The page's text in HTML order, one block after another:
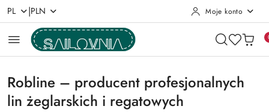
Przejdź do treści głównej
Przejdź do wyszukiwarki
Przejdź do moje konto
Przejdź do menu głównego
Przejdź do stopki
PL |PLN Moje konto
Robline – producent profesjonalnych
lin żeglarskich i regatowych